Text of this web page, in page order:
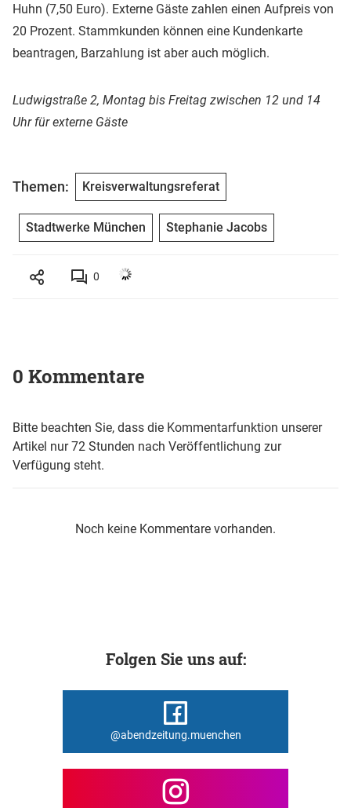
Huhn (7,50 Euro). Externe Gäste zahlen einen Aufpreis von
20 Prozent. Stammkunden können eine Kundenkarte
beantragen, Barzahlung ist aber auch möglich.
Ludwigstraße 2, Montag bis Freitag zwischen 12 und 14
Uhr für externe Gäste
Themen: Kreisverwaltungsreferat
Stadtwerke München Stephanie Jacobs
0
0 Kommentare
Bitte beachten Sie, dass die Kommentarfunktion unserer
Artikel nur 72 Stunden nach Veröffentlichung zur
Verfügung steht.
Noch keine Kommentare vorhanden.
Folgen Sie uns auf:
@abendzeitung.muenchen